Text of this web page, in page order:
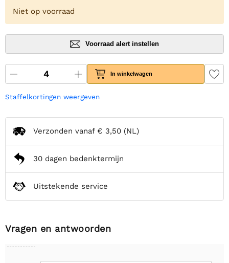
Niet op voorraad
Voorraad alert instellen
In winkelwagen
Staffelkortingen weergeven
Verzonden vanaf € 3,50 (NL)
30 dagen bedenktermijn
Uitstekende service
Vragen en antwoorden